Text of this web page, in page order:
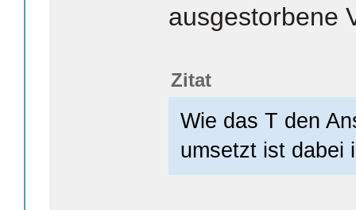
ausgestorbene
Zitat
Wie das T den
umsetzt ist dabei